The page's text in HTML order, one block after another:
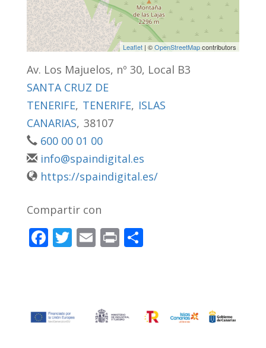
Leaflet | ©OpenStreetMapcontributors
Av. Los Majuelos, nº 30, Local B3
SANTA CRUZ DE
TENERIFE, TENERIFE, ISLAS
CANARIAS, 38107
600 00 01 00
info@spaindigital.es
https://spaindigital.es/
Compartir con
F
o
T E PrC
ar